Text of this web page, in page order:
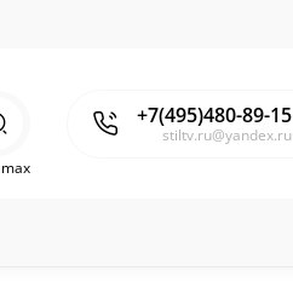
+7(495)480-89-15
stiltv.ru@yandex.ru